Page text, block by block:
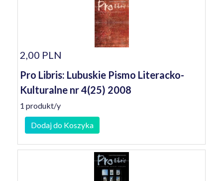
2,00 PLN
Pro Libris: Lubuskie Pismo Literacko-
Kulturalne nr 4(25) 2008
1 produkt/y
Dodaj do Koszyka